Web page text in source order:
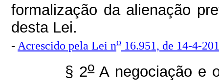
formalização da alienação
desta Lei.
- Acrescido pela Lei no 16.951, de 14-4-
§ 2oA negociação e